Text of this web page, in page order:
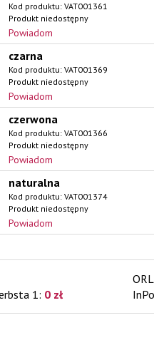
Kod produktu: VAT001361
Produkt niedostępny
Powiadom
czarna
Kod produktu: VAT001369
Produkt niedostępny
Powiadom
czerwona
Kod produktu: VAT001366
Produkt niedostępny
Powiadom
naturalna
Kod produktu: VAT001374
Produkt niedostępny
Powiadom
1: 0 zł